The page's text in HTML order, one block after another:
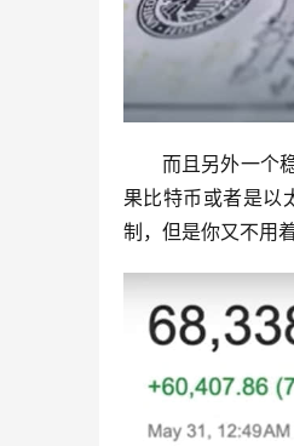
而且另外一个
果比特币或者是以
制，但是你又不用